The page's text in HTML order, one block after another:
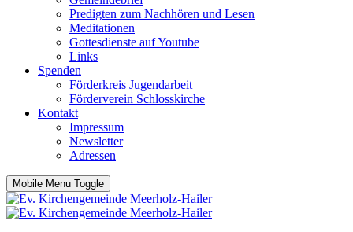
Predigten zum Nachhören und Lesen
Meditationen
Gottesdienste auf Youtube
Links
Spenden
Förderkreis Jugendarbeit
Förderverein Schlosskirche
Kontakt
Impressum
Newsletter
Adressen
Mobile Menu Toggle